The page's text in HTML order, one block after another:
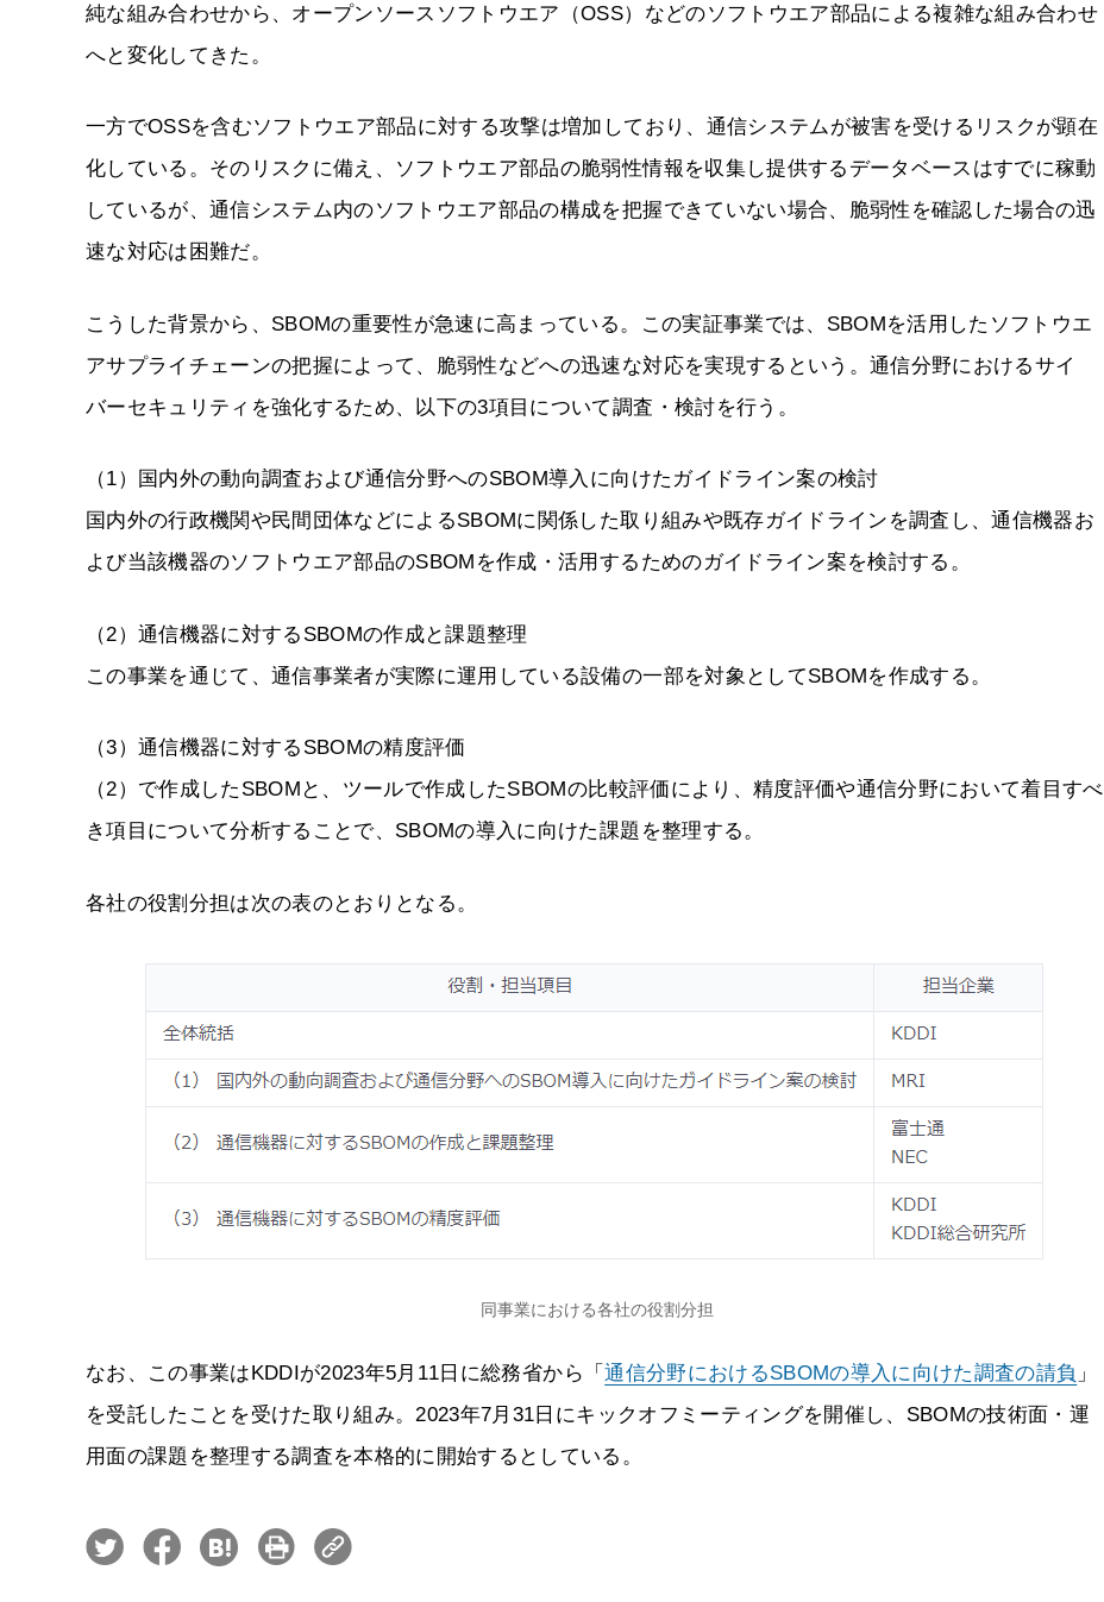
純な組み合わせから、オープンソースソフトウエア（OSS）などのソフトウエア部品による複雑な組み合わせ
へと変化してきた。
一方でOSSを含むソフトウエア部品に対する攻撃は増加しており、通信システムが被害を受けるリスクが顕在
化している。そのリスクに備え、ソフトウエア部品の脆弱性情報を収集し提供するデータベースはすでに稼動
しているが、通信システム内のソフトウエア部品の構成を把握できていない場合、脆弱性を確認した場合の迅
速な対応は困難だ。
こうした背景から、SBOMの重要性が急速に高まっている。この実証事業では、SBOMを活用したソフトウエ
アサプライチェーンの把握によって、脆弱性などへの迅速な対応を実現するという。通信分野におけるサイ
バーセキュリティを強化するため、以下の3項目について調査・検討を行う。
（1）国内外の動向調査および通信分野へのSBOM導入に向けたガイドライン案の検討
国内外の行政機関や民間団体などによるSBOMに関係した取り組みや既存ガイドラインを調査し、通信機器お
よび当該機器のソフトウエア部品のSBOMを作成・活用するためのガイドライン案を検討する。
（2）通信機器に対するSBOMの作成と課題整理
この事業を通じて、通信事業者が実際に運用している設備の一部を対象としてSBOMを作成する。
（3）通信機器に対するSBOMの精度評価
（2）で作成したSBOMと、ツールで作成したSBOMの比較評価により、精度評価や通信分野において着目すべ
き項目について分析することで、SBOMの導入に向けた課題を整理する。
各社の役割分担は次の表のとおりとなる。
同事業における各社の役割分担
なお、この事業はKDDIが2023年5月11日に総務省から「通信分野におけるSBOMの導入に向けた調査の請負 」
を受託したことを受けた取り組み。2023年7月31日にキックオフミーティングを開催し、SBOMの技術面・運
用面の課題を整理する調査を本格的に開始するとしている。